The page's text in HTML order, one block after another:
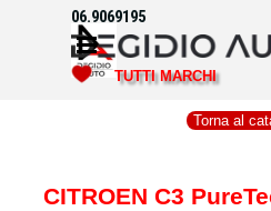
Vai ai contenuti
Salta menù
06.9069195
TUTTI MARCHI
Torna al
CITROEN C3